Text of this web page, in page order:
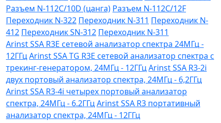
Разъем N-112C/10D (цанга) Разъем N-112C/12F
Переходник N-322 Переходник N-311 Переходник N-
412 Переходник SN-312 Переходник N-311
Arinst SSA R3Е сетевой анализатор спектра 24МГц -
12ГГцArinst SSA TG R3Е сетевой анализатор спектра с
трекинг-генератором, 24МГц - 12ГГцArinst SSA R3-2i
двух портовый анализатор спектра, 24МГц - 6,2ГГц
Arinst SSA R3-4i четырех портовый анализатор
спектра, 24МГц - 6.2ГГцArinst SSA R3 портативный
анализатор спектра, 24МГц - 12ГГц